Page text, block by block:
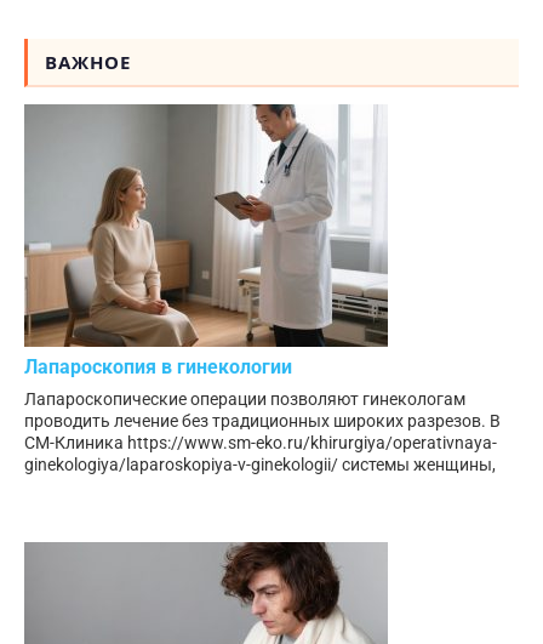
ВАЖНОЕ
Лапароскопия в гинекологии
Лапароскопические операции позволяют гинекологам
проводить лечение без традиционных широких разрезов. В
СМ-Клиника https://www.sm-eko.ru/khirurgiya/operativnaya-
ginekologiya/laparoskopiya-v-ginekologii/ системы женщины,